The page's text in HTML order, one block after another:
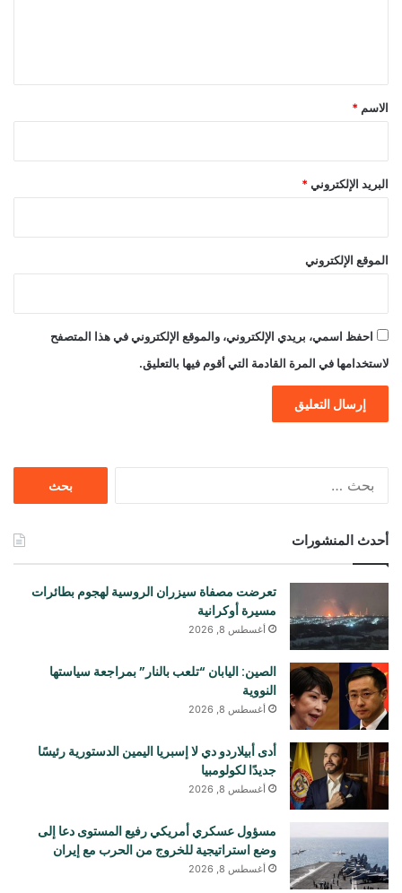
*
الاسم *
البريد الإلكتروني *
الموقع الإلكتروني
احفظ اسمي، بريدي الإلكتروني، والموقع الإلكتروني في هذا المتصفح
لاستخدامها في المرة القادمة التي أقوم فيها بالتعليق.
أحدث المنشورات
تعرضت مصفاة سيزران الروسية لهجوم بطائرات
مسيرة أوكرانية
أغسطس 8, 2026
الصين: اليابان “تلعب بالنار” بمراجعة سياستها
النووية
أغسطس 8, 2026
أدى أبيلاردو دي لا إسبريا اليمين الدستورية رئيسًا
جديدًا لكولومبيا
أغسطس 8, 2026
مسؤول عسكري أمريكي رفيع المستوى دعا إلى
وضع استراتيجية للخروج من الحرب مع إيران
أغسطس 8, 2026